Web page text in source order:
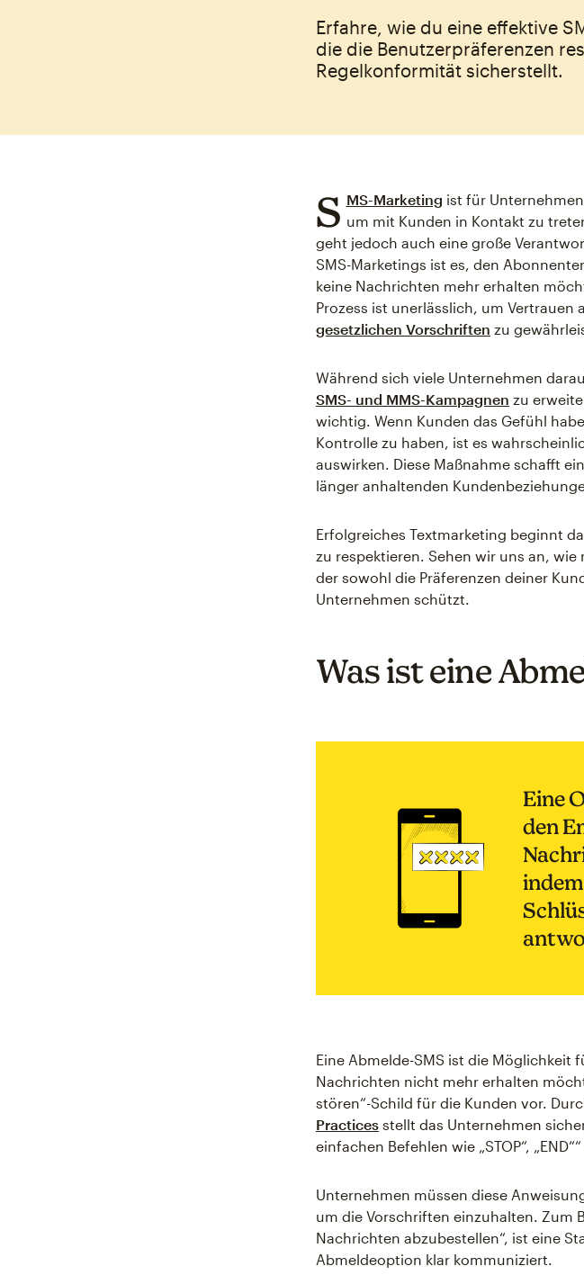
Erfahre, wie du eine effektive
die die Benutzerpräferenzen
Regelkonformität sicherstellt.
S MS-Marketing ist für
um mit Kunden in Kontakt zu
geht jedoch auch eine große
SMS-Marketings ist es, den
keine Nachrichten mehr erhalten
Prozess ist unerlässlich, um
gesetzlichen Vorschriften zu
Während sich viele Unternehmen
SMS- und MMS-Kampagnen zu
wichtig. Wenn Kunden das Gefühl
Kontrolle zu haben, ist es
auswirken. Diese Maßnahme schafft
länger anhaltenden
Erfolgreiches Textmarketing beginnt
zu respektieren. Sehen wir uns an,
der sowohl die Präferenzen deiner
Unternehmen schützt.
Was ist eine
Eine
den
Eine Abmelde-SMS ist die
Nachrichten nicht mehr erhalten
stören“-Schild für die Kunden vor.
Practices stellt das Unternehmen
einfachen Befehlen wie „STOP“,
Unternehmen müssen diese
um die Vorschriften einzuhalten. Zum
Nachrichten abzubestellen“, ist eine
Abmeldeoption klar kommuniziert.